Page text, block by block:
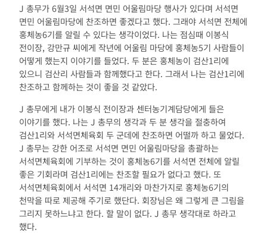
J 총무가 6월3일 서석면 면민 어울림마당 행사가 있다며 서석면
면민 어울림마당에 찬조하면 좋겠다고 했다. 그래야 서석면 전체에
홍체농6기를 알릴 수 있다는 생각이었다. 나는 점심때 이봉식
전이장, 강만규 씨에게 작년에 어울림 마당에 홍체농5기 사람들이
어떻게 했는지 이야기를 들었다. 두 분은 홍체농이 검산1리에
있으니 검산리 사람들과 함께했다고 한다. 그래서 나는 검산1리에
찬조하고 함께하는 것이 좋을 것 같았다.
J 총무에게 내가 이봉식 전이장과 센터농기계담당에게 들은
이야기를 했다. 나는 J 총무의 생각과 두 분 생각을 절충하여
검산1리와 서석면체육회 두 군데에 찬조하면 어떨까 하고 물었다.
J 총무는 강한 어조로 서석면 면민 어울림마당을 총괄하는
서석면체육회에 기부하는 것이 홍체농6기를 서석면 전체에 알릴
좋은 기회라며 검산1리에는 찬조할 필요가 없다고 했다. 또
서석면체육회에서 서석면 14개리와 마찬가지로 홍체농6기의
천막을 따로 제공해 주기로 했단다. 회장님은 왜 그렇게 큰 그림을
그리지 못하느냐고 한다. 할 말이 없다. J 총무 생각대로 하라고
했다.